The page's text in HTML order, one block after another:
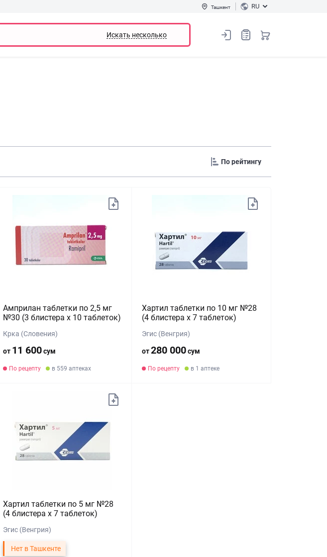
Ташкент RU
Искать несколько
Амприлан таблетки по 2,5 мг
№30 (3 блистера х 10 таблеток)
Крка (Словения)
от 11 600сум
По рецепту в 559 аптеках
Хартил таблетки по 10 мг №28
(4 блистера х 7 таблеток)
Эгис (Венгрия)
от280 000сум
По рецепту в 1 аптеке
Хартил таблетки по 5 мг №28
(4 блистера х 7 таблеток)
Эгис (Венгрия)
Нет в Ташкенте